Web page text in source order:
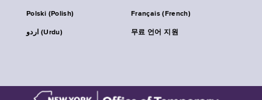
Polski (Polish) Français (French)
اردو (Urdu) 무료 언어 지원